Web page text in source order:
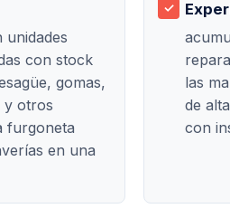
unidades
con stock
gomas,
y otros
furgoneta
en una
las
de
con